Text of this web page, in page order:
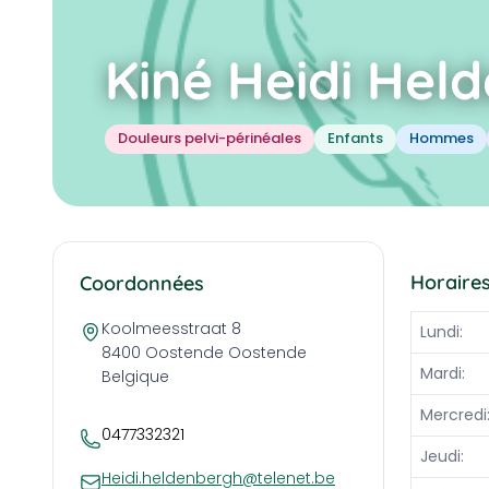
Kiné Heidi
Douleurs pelvi-périnéales Enfants Hommes
Coordonnées
Koolmeesstraat 8
8400 Oostende Oostende
Belgique
0477332321
Heidi.heldenbergh@telenet.be
Jour
Plage
Lundi:
Mardi:
Mercredi:
Jeudi: